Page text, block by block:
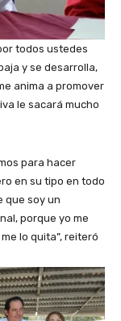
todos ustedes
y se desarrolla,
anima a promover
le sacará mucho
para hacer
en su tipo en todo
que soy un
porque yo me
lo quita”, reiteró